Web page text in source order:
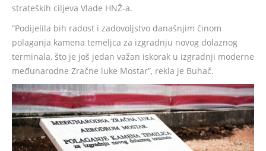
strateških ciljeva Vlade HNŽ-a.
”Podijelila bih radost i zadovoljstvo današnjim činom
polaganja kamena temeljca za izgradnju novog dolaznog
terminala, što je još jedan važan iskorak u izgradnji moderne
međunarodne Zračne luke Mostar”, rekla je Buhač.